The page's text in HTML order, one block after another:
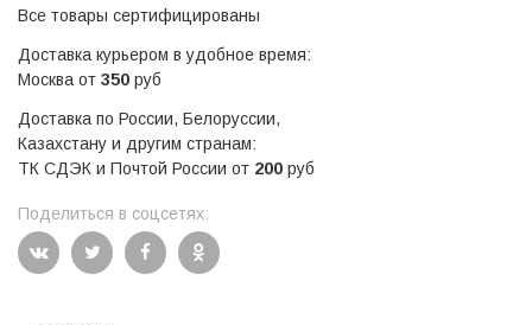
Все товары сертифицированы
Доставка курьером в удобное время:
Москва от 350 руб
Доставка по России, Белоруссии,
Казахстану и другим странам:
ТК СДЭК и Почтой России от 200 руб
Поделиться в соцсетях: